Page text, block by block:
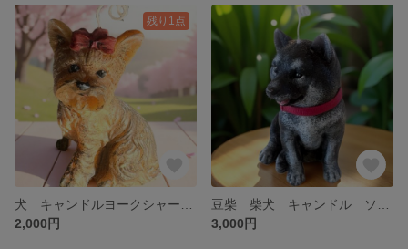
残り1点
2,000円
3,000円